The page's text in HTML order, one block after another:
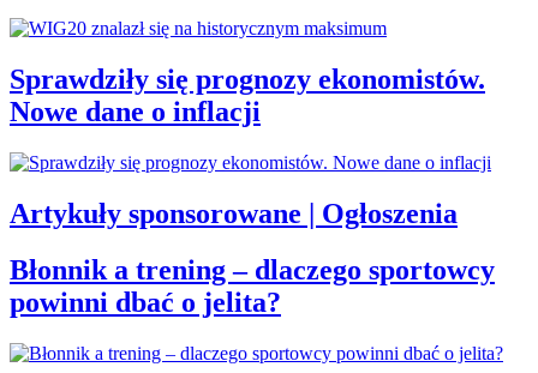
Sprawdziły się prognozy ekonomistów.
Nowe dane o inflacji
Artykuły sponsorowane | Ogłoszenia
Błonnik a trening – dlaczego sportowcy
powinni dbać o jelita?